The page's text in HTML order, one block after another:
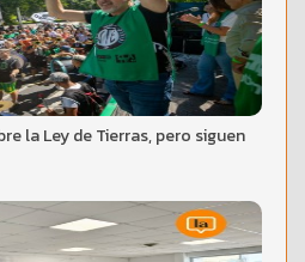
la Ley de Tierras, pero siguen